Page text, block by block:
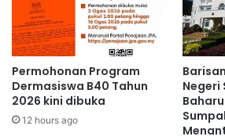
l
e
a
i
b
n
d
i
d
i
k
Permohonan Program
Dermasiswa B40 Tahun
2026 kini dibuka
12 hours ago
Negeri